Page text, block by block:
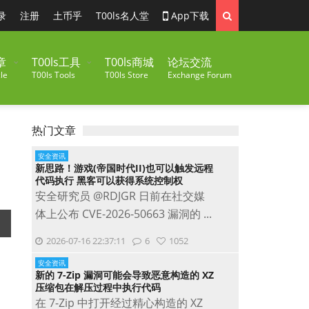
注册 土币乎 T00ls名人堂 App下载
T00ls工具
T00ls Tools
T00ls商城
T00ls Store
论坛交流
Exchange Forum
热门文章
安全资讯
新思路！游戏(帝国时代II)也可以触发远程
代码执行 黑客可以获得系统控制权
安全研究员 @RDJGR 日前在社交媒
体上公布 CVE-2026-50663 漏洞的 ...
2026-07-16 22:37:11 6 1052
安全资讯
新的 7-Zip 漏洞可能会导致恶意构造的 XZ
压缩包在解压过程中执行代码
在 7-Zip 中打开经过精心构造的 XZ